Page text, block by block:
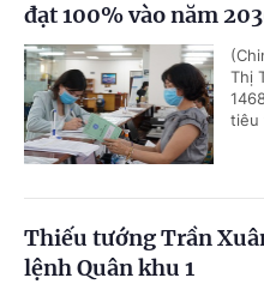
đạt 100% vào năm
Thị
tiêu
Thiếu tướng Trần
lệnh Quân khu 1